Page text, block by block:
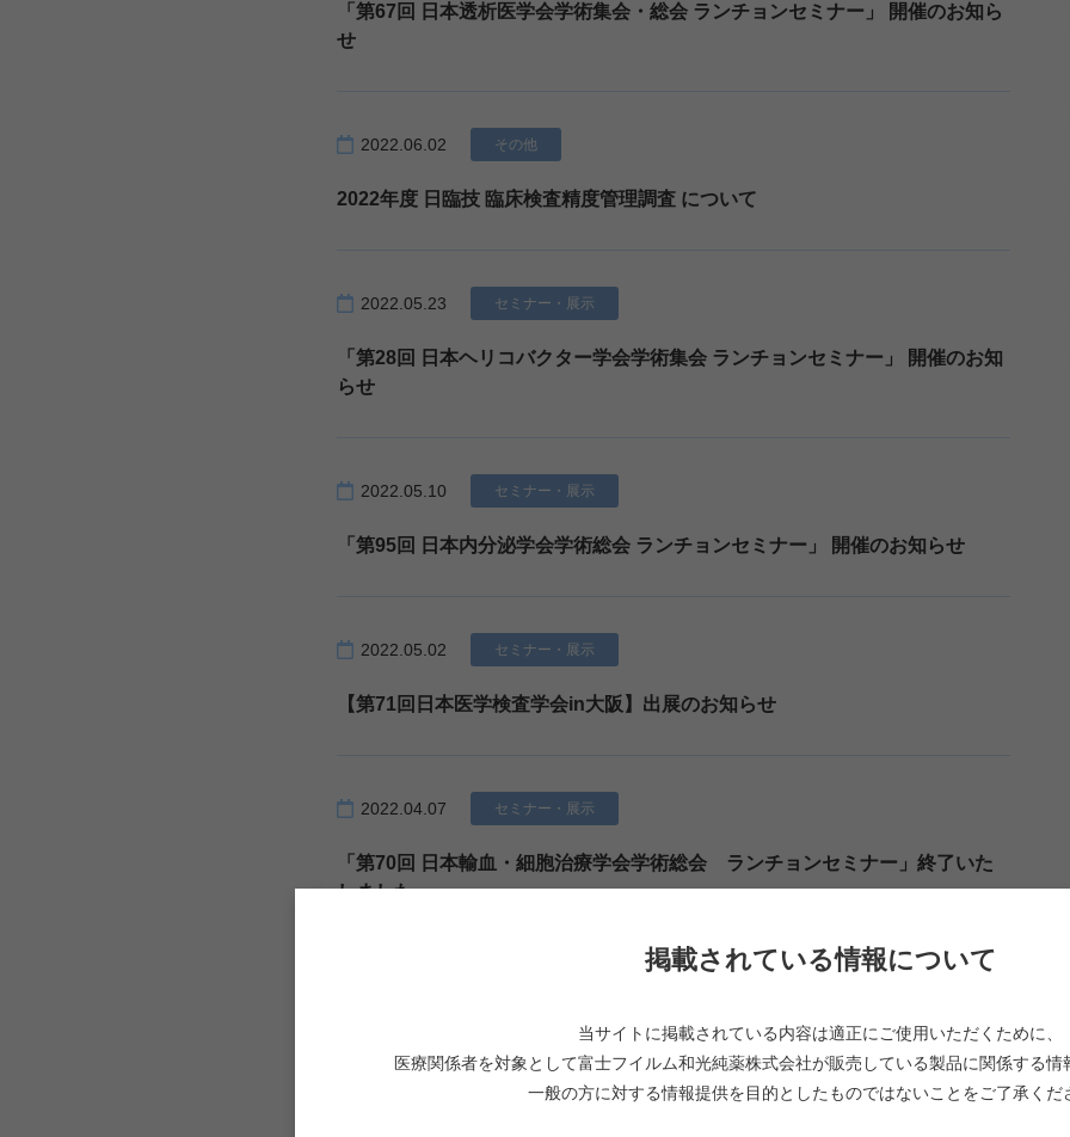
「第67回 日本透析医学会学術集会・総会 ランチョンセミナー」 開催のお知ら
せ
2022.06.02 その他
2022年度 日臨技 臨床検査精度管理調査 について
2022.05.23 セミナー・展示
「第28回 日本ヘリコバクター学会学術集会 ランチョンセミナー」 開催のお知
らせ
2022.05.10 セミナー・展示
「第95回 日本内分泌学会学術総会 ランチョンセミナー」 開催のお知らせ
2022.05.02 セミナー・展示
【第71回日本医学検査学会in大阪】出展のお知らせ
2022.04.07 セミナー・展示
「第70回 日本輸血・細胞治療学会学術総会 ランチョンセミナー」終了いた
しました
「第71回 日本医学検査学会 ランチョンセミナー」終了いたしました
掲載されている情報について
当サイトに掲載されている内容は適正にご使用いただくために、
医療関係者を対象として富士フイルム和光純薬株式会社が販売している製品に関係する情
一般の方に対する情報提供を目的としたものではないことをご了承くだ